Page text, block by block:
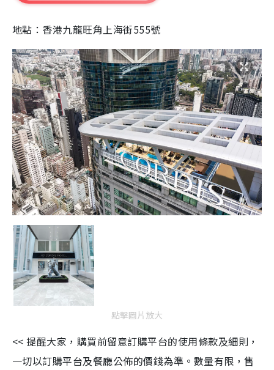
地點：香港九龍旺角上海街555號
點擊圖片放大
<< 提醒大家，購買前留意訂購平台的使用條款及細則，
一切以訂購平台及餐廳公佈的價錢為準。數量有限，售